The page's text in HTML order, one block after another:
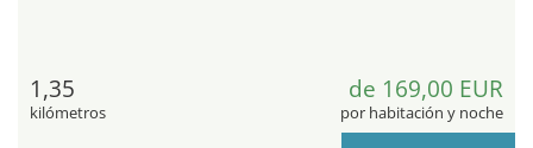
1,35
kilómetros
de 169,00 EUR
por habitación y noche